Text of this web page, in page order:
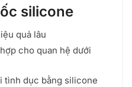
silicone
quả lâu
cho quan hệ dưới
tình dục bằng silicone